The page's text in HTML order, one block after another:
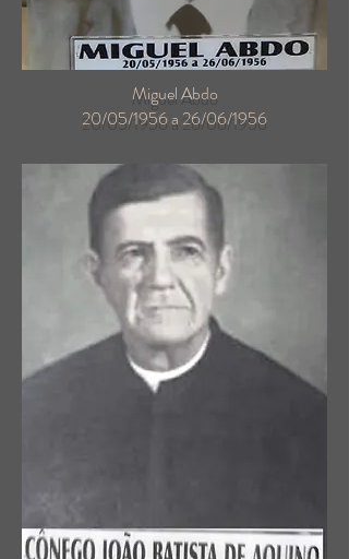
Miguel Abdo
20/05/1956 a 26/06/1956